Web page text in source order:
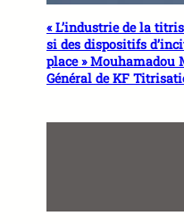
« L’industrie de la
si des dispositifs
place » Mouhamadou
Général de KF